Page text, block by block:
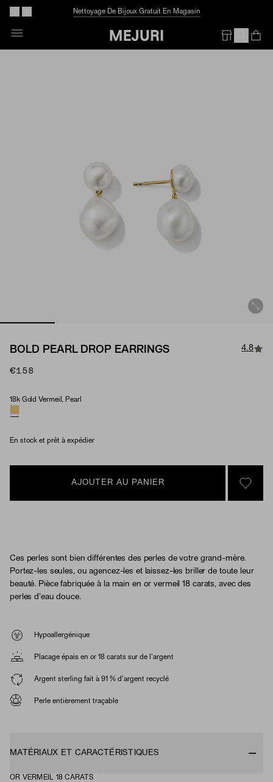
Nettoyage De Bijoux Gratuit En Magasin
Skip
BOLD PEARL DROP EARRINGS 4.8
€158
Material & Stone Options
18k Gold Vermeil, Pearl
En stock et prêt à expédier
AJOUTER AU PANIER
SIGN
Ces perles sont bien différentes des perles de votre grand-mère.
Portez-les seules, ou agencez-les et laissez-les briller de toute leur
beauté. Pièce fabriquée à la main en or vermeil 18 carats, avec des
perles d'eau douce.
Hypoallergénique
Placage épais en or 18 carats sur de l'argent
Argent sterling fait à 91 % d'argent recyclé
Perle entièrement traçable
MATÉRIAUX ET CARACTÉRISTIQUES
OR VERMEIL 18 CARATS